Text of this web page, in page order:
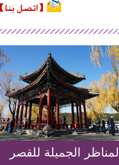
المناظر الجميلة للقصر